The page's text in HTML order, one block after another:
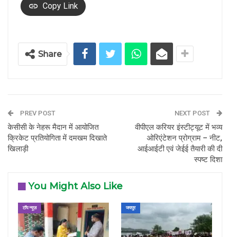
Copy Link
Share
PREV POST
केसीसी के नेहरू मैदान में आयोजित
क्रिकेट प्रतियोगिता में दमखम दिखाते
खिलाड़ी
NEXT POST
वीपीएल करियर इंस्टीट्यूट में भव्य
ओरिएंटेशन प्रोग्राम – नीट,
आईआईटी एवं जेईई तैयारी की दी
स्पष्ट दिशा
You Might Also Like
टॉप न्यूज़ जयपुर